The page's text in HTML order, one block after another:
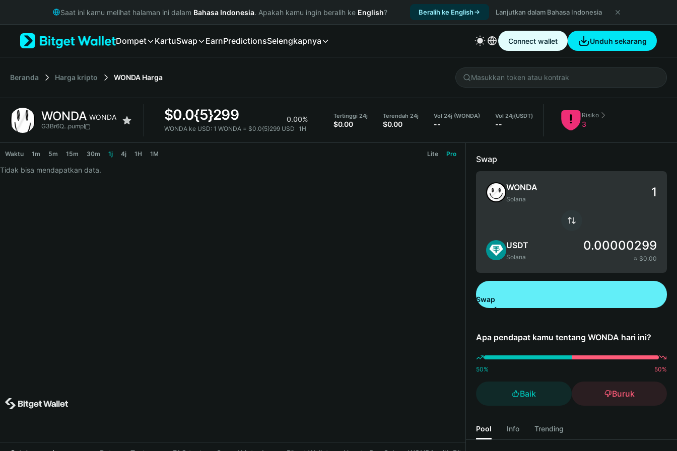
Русский
Italiano
简体中文
繁體中文
Bahasa Indonesia
हिन्दी
Saat ini kamu melihat halaman ini dalam Bahasa Indonesia. Apakah kamu ingin beralih ke English? Beralih ke English Lanjutkan dalam Bahasa Indonesia
Dompet KartuSwap EarnPredictionsSelengkapnya Connect wallet Unduh sekarang
Beranda Harga kripto WONDA Harga
WONDA WONDA
G3Br6Q...pump
$0.0{5}299 0.00%
WONDA ke USD: 1 WONDA = $0.0{5}299 USD 1H
Tertinggi 24j
$0.00
Terendah 24j
$0.00
Vol 24j (WONDA)
--
Vol 24j(USDT)
--
Risiko
3
Waktu 1m 5m 15m 30m 1j 4j 1H 1M Lite Pro
Tidak bisa mendapatkan data.
Swap
WONDA
Solana
USDT
Solana
0.00000299
≈ $0.00
Swap
Apa pendapat kamu tentang WONDA hari ini?
50% 50%
Baik Buruk
Pool Info Trending